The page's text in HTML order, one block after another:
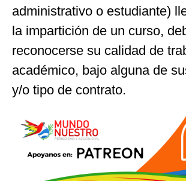
administrativo o estudiante)
la impartición de un curso,
reconocerse su calidad de
académico, bajo alguna de
y/o tipo de contrato.